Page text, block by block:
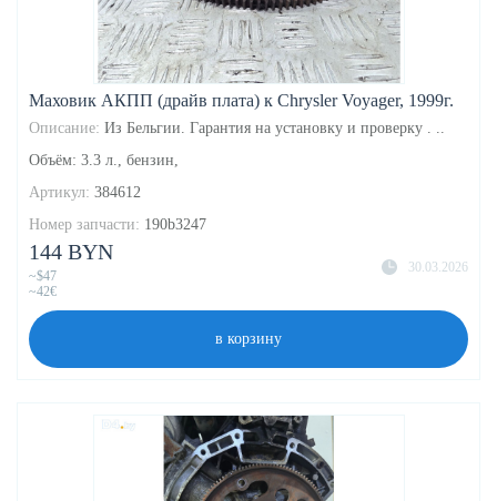
Маховик АКПП (драйв плата) к Chrysler Voyager, 1999г.
Описание: Из Бельгии. Гарантия на установку и проверку . ..
Объём: 3.3 л., бензин,
Артикул: 384612
Номер запчасти: 190b3247
30.03.2026
144 BYN
~$47
~42€
в корзину